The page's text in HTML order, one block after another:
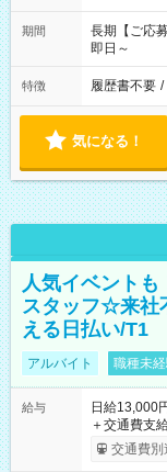
期間
長期【ご応
即日～
特徴 履歴書不要 /
気になる！
人気イベントも
スタッフ☆来社
える日払い/T1
アルバイト 職種未
給与
日給13,000
＋交通費支給 ★交通費全額支給！ ┗案件により規定あり ★
いOK！（
ンビニATMか
交通費別